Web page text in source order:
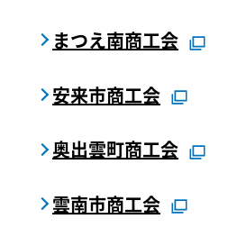
まつえ南商工会
安来市商工会
奥出雲町商工会
雲南市商工会